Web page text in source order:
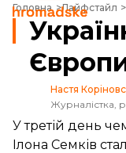
Головна Лайфстайл
Українки здобули
Настя
Журналістка,
У третій день
Ілона Семків